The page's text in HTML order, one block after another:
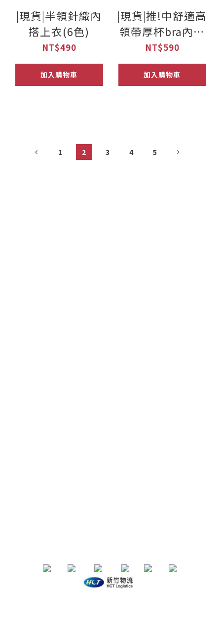
|現貨|半領針織內
搭上衣(6色)
NT$490
加入購物車
|現貨|推!中舒適高
領帶厚杯bra內搭
上衣(3色)
NT$590
加入購物車
1 2 3 4 5